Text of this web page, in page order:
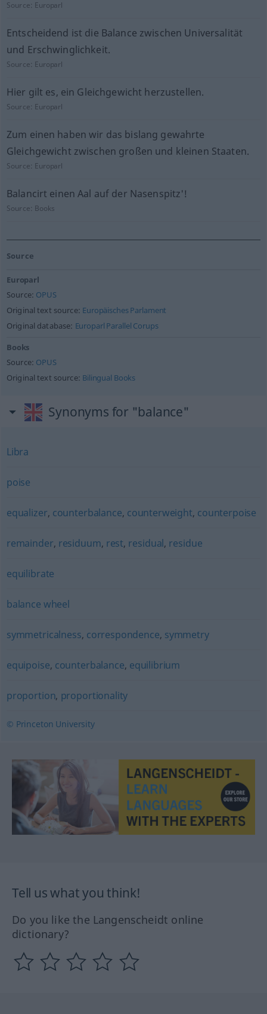
Source: Europarl
Entscheidend ist die Balance zwischen Universalität
und Erschwinglichkeit.
Source: Europarl
Hier gilt es, ein Gleichgewicht herzustellen.
Source: Europarl
Zum einen haben wir das bislang gewahrte
Gleichgewicht zwischen großen und kleinen Staaten.
Source: Europarl
Balancirt einen Aal auf der Nasenspitz'!
Source: Books
Source
Europarl
Source: OPUS
Original text source: Europäisches Parlament
Original database: Europarl Parallel Corups
Books
Source: OPUS
Original text source: Bilingual Books
Synonyms for "balance"
Libra
poise
equalizer, counterbalance, counterweight, counterpoise
remainder, residuum, rest, residual, residue
equilibrate
balance wheel
symmetricalness, correspondence, symmetry
equipoise, counterbalance, equilibrium
proportion, proportionality
© Princeton University
Tell us what you think!
Do you like the Langenscheidt online
dictionary?